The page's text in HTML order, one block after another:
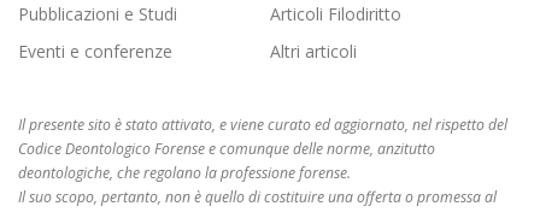
Pubblicazioni e Studi
Articoli Filodiritto
Eventi e conferenze
Altri articoli
Il presente sito è stato attivato, e viene curato ed aggiornato, nel rispetto del
Codice Deontologico Forense e comunque delle norme, anzitutto
deontologiche, che regolano la professione forense.
Il suo scopo, pertanto, non è quello di costituire una offerta o promessa al